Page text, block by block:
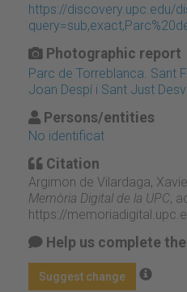
https://discovery.upc.edu/
Photographic report
Parc de Torreblanca. Sant
Joan Despí i Sant Just
Persons/entities
No identificat
Citation
Argimon de Vilardaga,
Memòria Digital de la UPC,
https://
Help us complete
Suggest change